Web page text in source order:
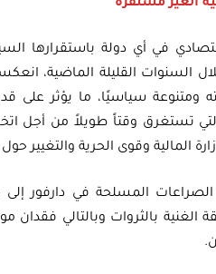
في أي دولة
القليلة الماضية،
ومتنوعة سياسيًا، ما يؤثر
تستغرق وقتاً طويلاً من أجل اتخاذ
المالية وقوى الحرية والتغيير حول
المسلحة في دارفور
الغنية بالثروات وبالتالي